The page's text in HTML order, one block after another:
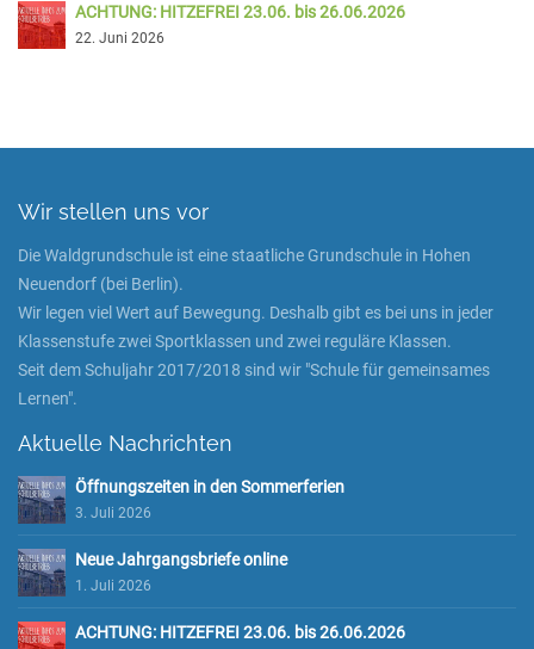
ACHTUNG: HITZEFREI 23.06. bis 26.06.2026
22. Juni 2026
Wir stellen uns vor
Die Waldgrundschule ist eine staatliche Grundschule in Hohen
Neuendorf (bei Berlin).
Wir legen viel Wert auf Bewegung. Deshalb gibt es bei uns in jeder
Klassenstufe zwei Sportklassen und zwei reguläre Klassen.
Seit dem Schuljahr 2017/2018 sind wir "Schule für gemeinsames
Lernen".
Aktuelle Nachrichten
Öffnungszeiten in den Sommerferien
3. Juli 2026
Neue Jahrgangsbriefe online
1. Juli 2026
ACHTUNG: HITZEFREI 23.06. bis 26.06.2026